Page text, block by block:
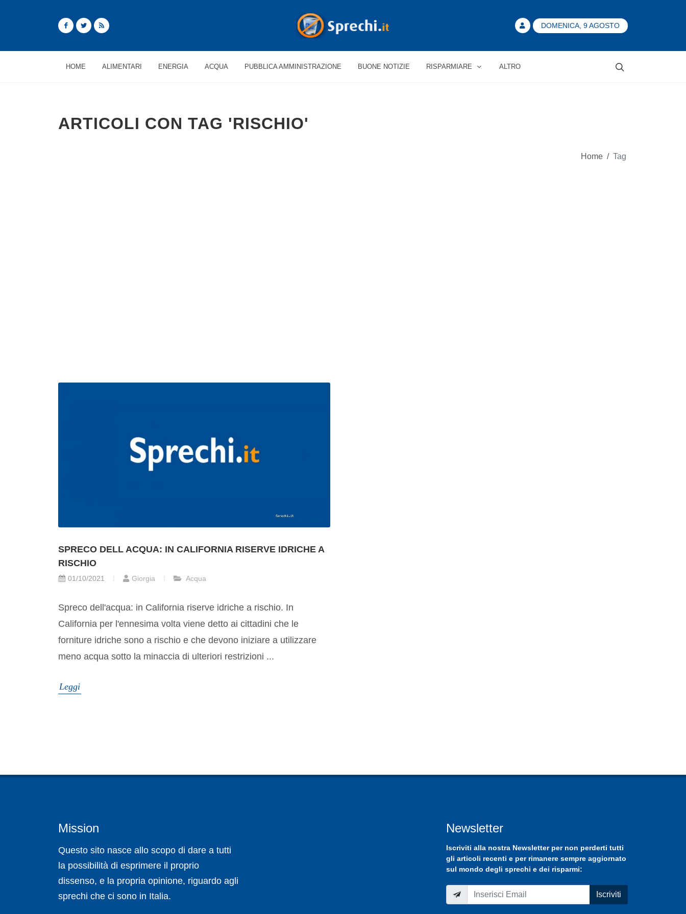
DOMENICA, 9 AGOSTO
HOME ALIMENTARI ENERGIA ACQUA PUBBLICA AMMINISTRAZIONE BUONE NOTIZIE RISPARMIARE ALTRO
ARTICOLI CON TAG 'RISCHIO'
Home / Tag
SPRECO DELL ACQUA: IN CALIFORNIA RISERVE IDRICHE A
RISCHIO
01/10/2021 Giorgia Acqua
Spreco dell'acqua: in California riserve idriche a rischio. In
California per l'ennesima volta viene detto ai cittadini che le
forniture idriche sono a rischio e che devono iniziare a utilizzare
meno acqua sotto la minaccia di ulteriori restrizioni ...
Leggi
Mission
Questo sito nasce allo scopo di dare a tutti
la possibilità di esprimere il proprio
dissenso, e la propria opinione, riguardo agli
sprechi che ci sono in Italia.
Newsletter
Iscriviti alla nostra Newsletterper non perderti tutti
gli articoli recenti e per rimanere sempre aggiornato
sul mondo degli sprechi e dei risparmi:
Iscriviti